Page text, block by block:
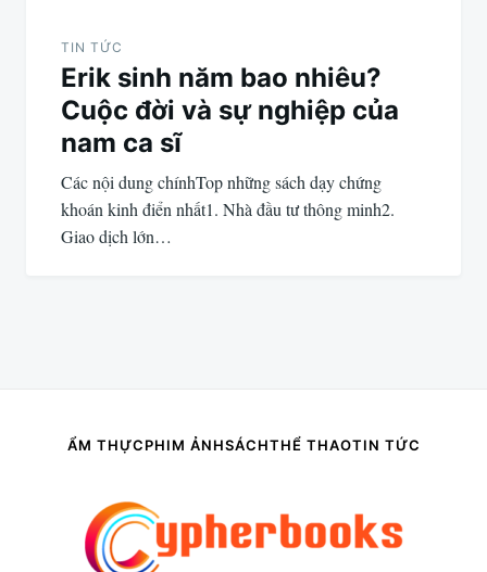
TIN TỨC
Erik sinh năm bao nhiêu?
Cuộc đời và sự nghiệp của
nam ca sĩ
Các nội dung chínhTop những sách dạy chứng
khoán kinh điển nhất1. Nhà đầu tư thông minh2.
Giao dịch lớn…
ẨM THỰCPHIM ẢNHSÁCHTHỂ THAOTIN TỨC